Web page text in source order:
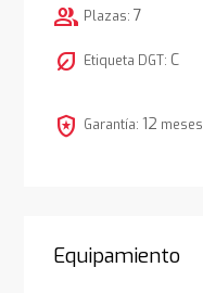
group Plazas: 7
nest_eco_leaf Etiqueta DGT: C
local_police Garantía: 12 meses
Equipamiento